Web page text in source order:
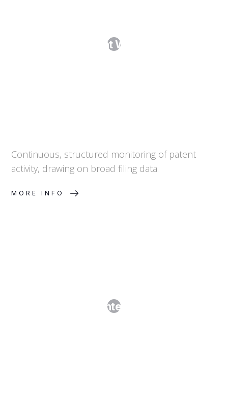
Patent Watch
Continuous, structured monitoring of patent
activity, drawing on broad filing data.
MORE INFO
Patent Intelligence